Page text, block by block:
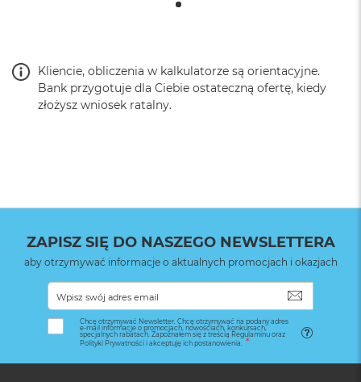
Kliencie, obliczenia w kalkulatorze są orientacyjne.
Bank przygotuje dla Ciebie ostateczną ofertę, kiedy
złożysz wniosek ratalny.
ZAPISZ SIĘ DO NASZEGO NEWSLETTERA
aby otrzymywać informacje o aktualnych promocjach i okazjach
Chcę otrzymywać Newsletter. Chcę otrzymywać na podany adres
e-mail informacje o promocjach, nowościach, konkursach,
specjalnych rabatach. Zapoznałem się z treścią Regulaminu oraz
Polityki Prywatności i akceptuję ich postanowienia.